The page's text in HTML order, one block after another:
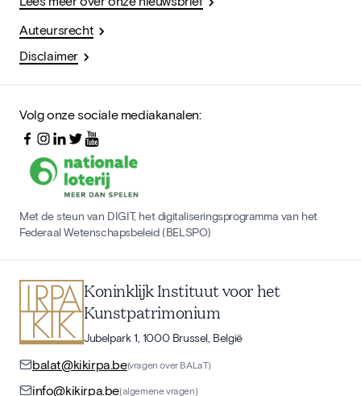
Auteursrecht
Disclaimer
Volg onze sociale mediakanalen:
Met de steun van DIGIT, het digitaliseringsprogramma van het
Federaal Wetenschapsbeleid (BELSPO)
Koninklijk Instituut voor het
Kunstpatrimonium
Jubelpark 1, 1000 Brussel, België
balat@kikirpa.be(vragen over BALaT)
info@kikirpa.be(algemene vragen)